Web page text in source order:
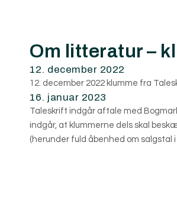
Om litteratur –
12. december 2022
12. december 2022 klumme fra
16. januar 2023
Taleskrift indgår aftale med
indgår, at klummerne dels skal
(herunder fuld åbenhed om